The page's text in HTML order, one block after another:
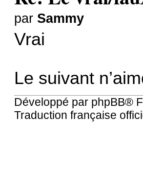
par Sammy
Vrai
Le suivant
Développé par phpBB®
Traduction française